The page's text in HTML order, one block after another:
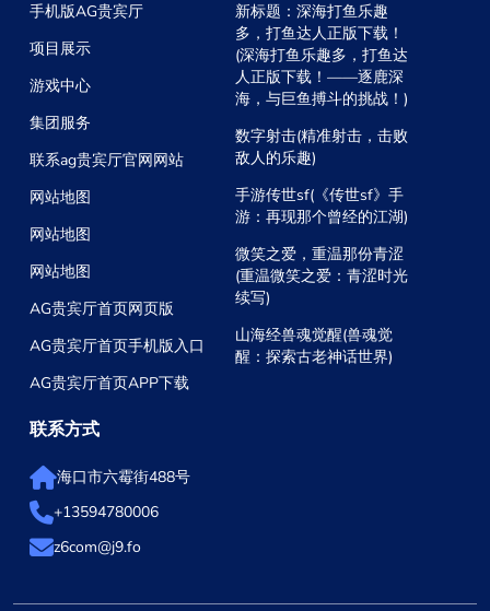
手机版AG贵宾厅
项目展示
游戏中心
集团服务
联系ag贵宾厅官网网站
网站地图
网站地图
网站地图
AG贵宾厅首页网页版
AG贵宾厅首页手机版入口
AG贵宾厅首页APP下载
新标题：深海打鱼乐趣
多，打鱼达人正版下载！
(深海打鱼乐趣多，打鱼达
人正版下载！——逐鹿深
海，与巨鱼搏斗的挑战！)
数字射击(精准射击，击败
敌人的乐趣)
手游传世sf(《传世sf》手
游：再现那个曾经的江湖)
微笑之爱，重温那份青涩
(重温微笑之爱：青涩时光
续写)
山海经兽魂觉醒(兽魂觉
醒：探索古老神话世界)
联系方式
海口市六霉街488号
+13594780006
z6com@j9.fo